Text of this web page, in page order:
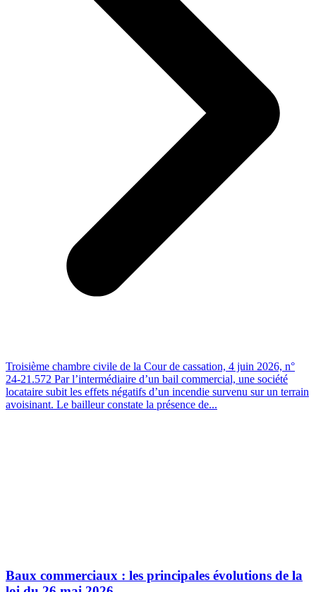
Troisième chambre civile de la Cour de cassation, 4 juin 2026, n°
24-21.572 Par l’intermédiaire d’un bail commercial, une société
locataire subit les effets négatifs d’un incendie survenu sur un terrain
avoisinant. Le bailleur constate la présence de...
Baux commerciaux : les principales évolutions de la